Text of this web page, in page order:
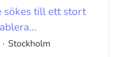
sökes till ett stort
· Stockholm